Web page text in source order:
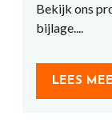
Bekijk ons
bijlage....
LEES